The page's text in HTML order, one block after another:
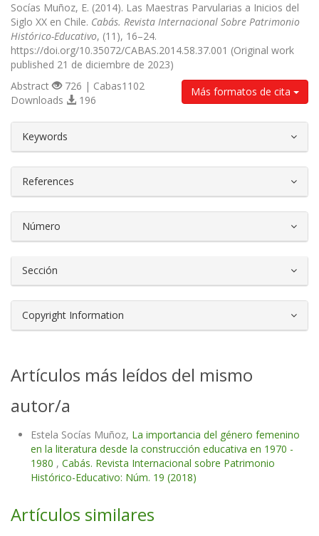
Socías Muñoz, E. (2014). Las Maestras Parvularias a Inicios del
Siglo XX en Chile. Cabás. Revista Internacional Sobre Patrimonio
Histórico-Educativo, (11), 16–24.
https://doi.org/10.35072/CABAS.2014.58.37.001 (Original work
published 21 de diciembre de 2023)
Más formatos de cita
Abstract
726 | Cabas1102
Downloads
196
Keywords
References
Número
Sección
Copyright Information
Artículos más leídos del mismo
autor/a
Estela Socías Muñoz, La importancia del género femenino
en la literatura desde la construcción educativa en 1970 -
1980 , Cabás. Revista Internacional sobre Patrimonio
Histórico-Educativo: Núm. 19 (2018)
Artículos similares